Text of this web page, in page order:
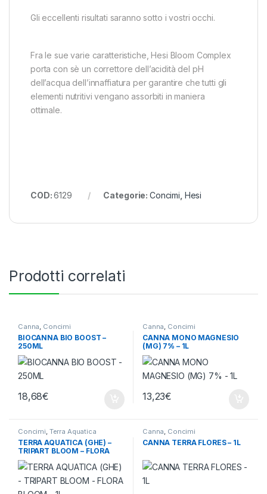
Gli eccellenti risultati saranno sotto i vostri occhi.
Fra le sue varie caratteristiche, Hesi Bloom Complex
porta con sè un correttore dell’acidità del pH
dell’acqua dell’innaffiatura per garantire che tutti gli
elementi nutritivi vengano assorbiti in maniera
ottimale.
COD:6129 Categorie: Concimi Hesi
Prodotti correlati
Canna, Concimi
BIOCANNA BIO BOOST –
250ML
18,68€
Canna, Concimi
CANNA MONO MAGNESIO
(MG) 7% – 1L
13,23€
Concimi, Terra Aquatica
TERRA AQUATICA (GHE) –
TRIPART BLOOM – FLORA
BLOOM – 1L
Canna, Concimi
CANNA TERRA FLORES – 1L